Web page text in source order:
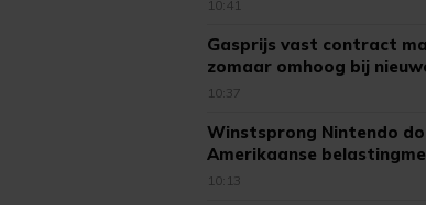
10:41
Gasprijs vast contract
zomaar omhoog bij
10:37
Winstsprong Nintendo
Amerikaanse
10:13